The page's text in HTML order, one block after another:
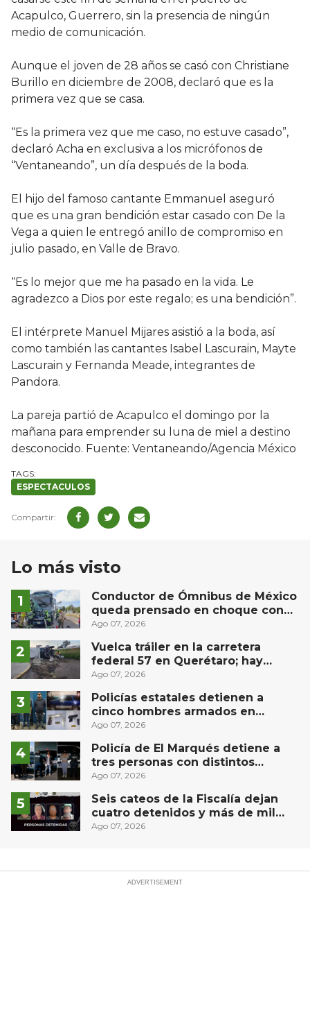
Acapulco, Guerrero, sin la presencia de ningún
medio de comunicación.
Aunque el joven de 28 años se casó con Christiane
Burillo en diciembre de 2008, declaró que es la
primera vez que se casa.
“Es la primera vez que me caso, no estuve casado”,
declaró Acha en exclusiva a los micrófonos de
“Ventaneando”, un día después de la boda.
El hijo del famoso cantante Emmanuel aseguró
que es una gran bendición estar casado con De la
Vega a quien le entregó anillo de compromiso en
julio pasado, en Valle de Bravo.
“Es lo mejor que me ha pasado en la vida. Le
agradezco a Dios por este regalo; es una bendición”.
El intérprete Manuel Mijares asistió a la boda, así
como también las cantantes Isabel Lascurain, Mayte
Lascurain y Fernanda Meade, integrantes de
Pandora.
La pareja partió de Acapulco el domingo por la
mañana para emprender su luna de miel a destino
desconocido. Fuente: Ventaneando/Agencia México
ESPECTACULOS
Lo más visto
Conductor de Ómnibus de México
queda prensado en choque con
materialista en San Juan del Río
Ago 07, 2026
Vuelca tráiler en la carretera
federal 57 en Querétaro; hay
derrame de combustible
Ago 07, 2026
Policías estatales detienen a
cinco hombres armados en
Puebla capital
Ago 07, 2026
Policía de El Marqués detiene a
tres personas con distintos
narcóticos
Ago 07, 2026
Seis cateos de la Fiscalía dejan
cuatro detenidos y más de mil
dosis aseguradas en Querétaro
Ago 07, 2026